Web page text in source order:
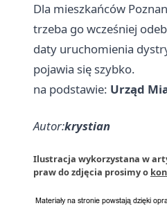
Dla mieszkańców
trzeba go wcześniej
daty uruchomienia
pojawia się szybko.
na podstawie: Urząd
Autor:krystian
Ilustracja wykorzystana w
praw do zdjęcia prosimy o